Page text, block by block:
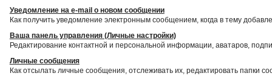
Уведомление на е-mail о новом сообщении
Как получить уведомление электронным сообщением, когда в тему
Ваша панель управления (Личные настройки)
Редактирование контактной и персональной информации, аватаров,
Личные сообщения
Как отсылать личные сообщения, отслеживать их, редактировать папки